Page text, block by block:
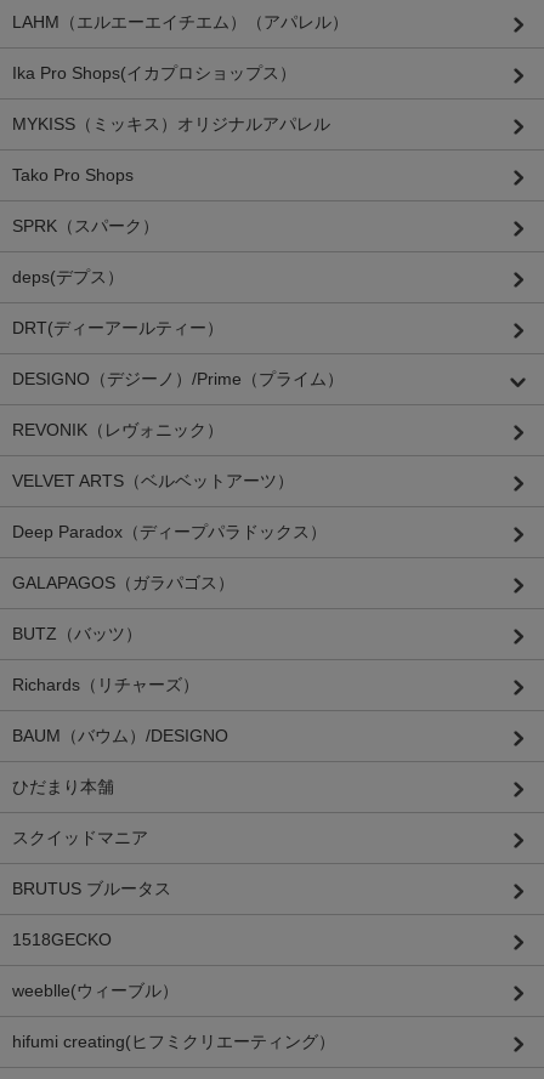
LAHM（エルエーエイチエム）（アパレル）
Ika Pro Shops(イカプロショップス）
MYKISS（ミッキス）オリジナルアパレル
Tako Pro Shops
SPRK（スパーク）
deps(デプス）
DRT(ディーアールティー）
DESIGNO（デジーノ）/Prime（プライム）
REVONIK（レヴォニック）
VELVET ARTS（ベルベットアーツ）
Deep Paradox（ディープパラドックス）
GALAPAGOS（ガラパゴス）
BUTZ（バッツ）
Richards（リチャーズ）
BAUM（バウム）/DESIGNO
ひだまり本舗
スクイッドマニア
BRUTUS ブルータス
1518GECKO
weeblle(ウィーブル）
hifumi creating(ヒフミクリエーティング）